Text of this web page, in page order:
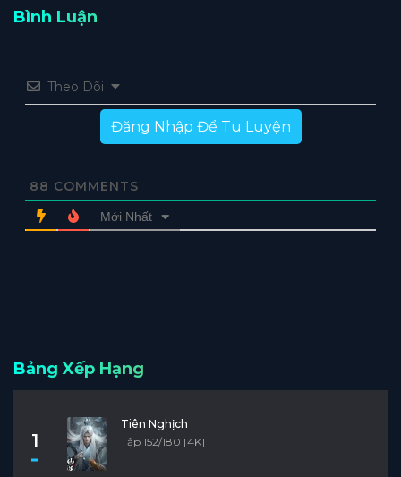
Bình Luận
Theo Dõi
Đăng Nhập Để Tu Luyện
88 COMMENTS
Mới Nhất
Bảng Xếp Hạng
1
Tiên Nghịch
Tập 152/180 [4K]